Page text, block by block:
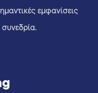
εμφανίσεις